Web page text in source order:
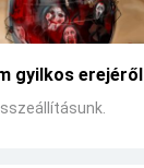
gyilkos erejéről